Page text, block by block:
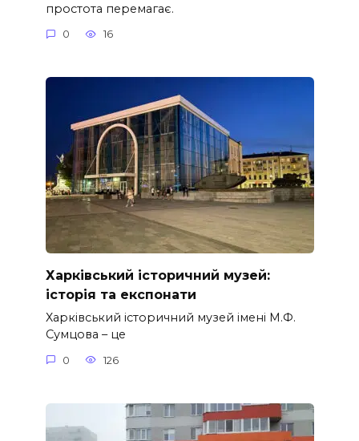
простота перемагає.
0 16
Харківський історичний музей:
історія та експонати
Харківський історичний музей імені М.Ф.
Сумцова – це
0 126